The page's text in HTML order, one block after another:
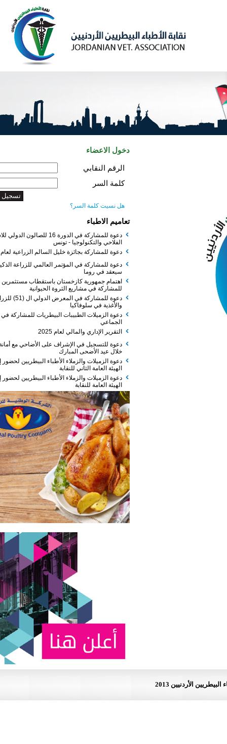
دخول الاعضاء
الرقم النقابي
كلمة السر
هل نسيت كلمة السر؟
تعاميم الاطباء
دعوة للمشاركة في الدورة 16 للصالون الدولي للاستثمار
الفلاحي والتكنولوجيا - تونس
دعوة للمشاركة بجائزة خليل السالم الزراعية لعام 2026
دعوة للمشاركة في المؤتمر العالمي للزراعة الذكية الذي
سيعقد في روما
اهتمام جمهورية كازخستان باستقطاب مستثمرين
للمشاركة في مشاريع الثروة الحيوانية
دعوة للمشاركة في المعرض الدولي ال (51) للزراعة
والأغذية في سلوفاكيا
دعوة الزميلات الطبيبات البيطريات للمشاركة في الفطور
التقرير الإداري والمالي لعام 2025
دعوة للتسجيل في الإشراف على الأضاحي مع أمانة عمان
خلال عيد الأضحى المبارك
دعوة الزميلات والزملاء الأطباء البيطريين لحضور إجتماع
الهيئة العامة الثاني للنقابة
دعوة الزميلات والزملاء الأطباء البيطريين لحضور إجتماع
الهيئة العامة للنقابة
2013